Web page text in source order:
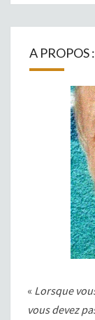
A PROPOS :
« Lorsque
vous devez